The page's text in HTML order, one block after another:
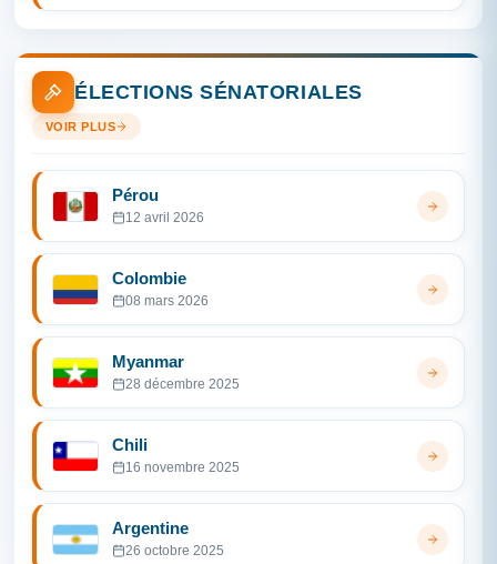
ÉLECTIONS SÉNATORIALES
VOIR PLUS
Pérou
12 avril 2026
Colombie
08 mars 2026
Myanmar
28 décembre 2025
Chili
16 novembre 2025
Argentine
26 octobre 2025